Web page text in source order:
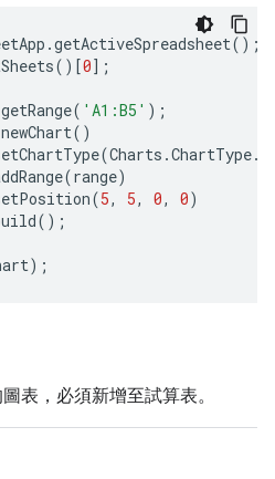
.getActiveSpreadsheet();
()[0];
getRange( 'A1:B5' );
newChart()
(Charts .ChartType.
(range)
(5, 5, 0, 0)
();
);
圖表，必須新增至試算表。